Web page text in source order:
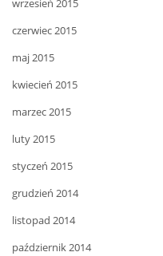
wrzesień 2015
czerwiec 2015
maj 2015
kwiecień 2015
marzec 2015
luty 2015
styczeń 2015
grudzień 2014
listopad 2014
październik 2014